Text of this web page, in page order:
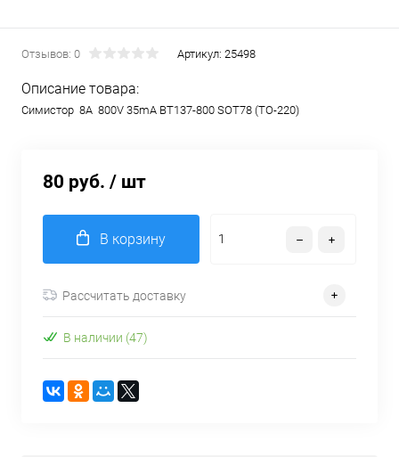
Отзывов: 0 Артикул: 25498
Описание товара:
Симистор 8A 800V 35mA BT137-800 SOT78 (TO-220)
80 руб. / шт
В корзину
Рассчитать доставку
В наличии (47)